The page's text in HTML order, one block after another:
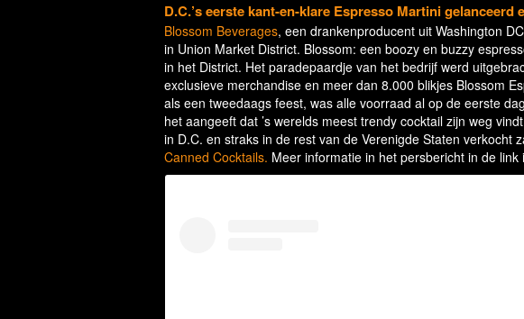
D.C.’s eerste kant-en-klare Espresso Martini
Blossom Beverages, een drankenproducent uit Washington
in Union Market District. Blossom: een boozy en buzzy
in het District. Het paradepaardje van het bedrijf werd
exclusieve merchandise en meer dan 8.000 blikjes Blossom
als een tweedaags feest, was alle voorraad al op de eerste
het aangeeft dat ’s werelds meest trendy cocktail zijn weg
in D.C. en straks in de rest van de Verenigde Staten verkocht
Canned Cocktails. Meer informatie in het persbericht in de link